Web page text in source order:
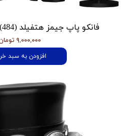
فانکو پاپ جیمز هتفیلد Metallica - James (484)
۹,۰۰۰,۰۰۰ تومان
افزودن به سبد